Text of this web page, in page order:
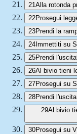
21Alla rotonda
22Prosegui
23Prendi la
24Immettiti su
25Prendi l'uscita
26Al bivio tieni
27Prosegui su
28Prendi l'uscita
29Al bivio
30Prosegui su